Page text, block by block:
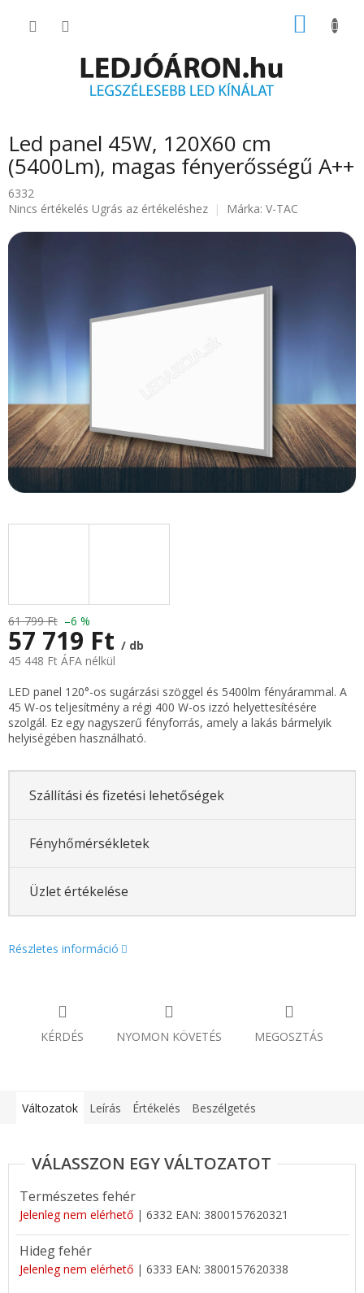
KOSÁR
Led panel 45W, 120X60 cm
(5400Lm), magas fényerősségű A++
6332
A
átlagos
Nincs értékelés Ugrás az értékeléshez Márka: V-TAC
61 799 Ft –6 %
57 719 Ft / db
45 448 Ft ÁFA nélkül
LED panel 120°-os sugárzási szöggel és 5400lm fényárammal. A
45 W-os teljesítmény a régi 400 W-os izzó helyettesítésére
szolgál. Ez egy nagyszerű fényforrás, amely a lakás bármelyik
helyiségében használható.
Szállítási és fizetési lehetőségek
Fényhőmérsékletek
Üzlet értékelése
Részletes információ
KÉRDÉS NYOMON KÖVETÉS MEGOSZTÁS
Változatok Leírás Értékelés Beszélgetés
Természetes fehér
Jelenleg nem elérhető | 6332 EAN: 3800157620321
Hideg fehér
Jelenleg nem elérhető | 6333 EAN: 3800157620338